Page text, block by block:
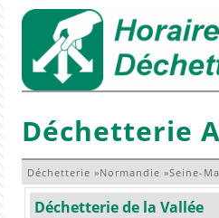
Déchetterie
Déchetterie »Normandie »Seine-
Déchetterie de la Vallée